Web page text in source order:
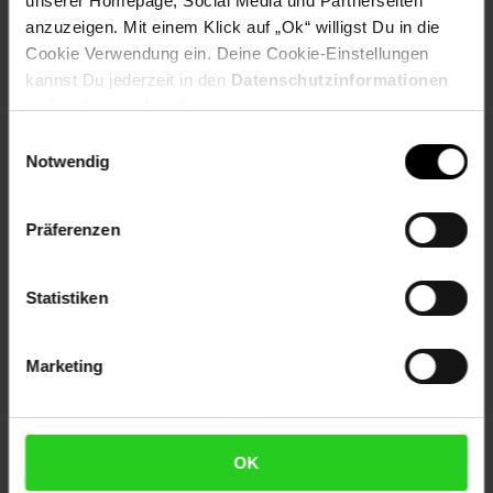
anzuzeigen. Mit einem Klick auf „Ok“ willigst Du in die
Cookie Verwendung ein. Deine Cookie-Einstellungen
kannst Du jederzeit in den Datenschutzinformationen
ändern bzw. widerrufen.
Notwendig
Präferenzen
Statistiken
Marketing
OK
Artikel gehört zur Kategorie:
Stand-Leuchten
Netto Reisen TV-Shop Weinwelt